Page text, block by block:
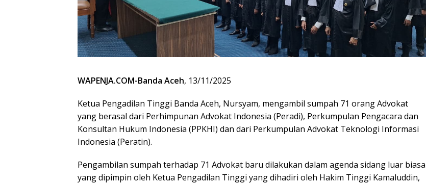
WAPENJA.COM-Banda Aceh, 13/11/2025
Ketua Pengadilan Tinggi Banda Aceh, Nursyam, mengambil sumpah 71 orang Advokat
yang berasal dari Perhimpunan Advokat Indonesia (Peradi), Perkumpulan Pengacara dan
Konsultan Hukum Indonesia (PPKHI) dan dari Perkumpulan Advokat Teknologi Informasi
Indonesia (Peratin).
Pengambilan sumpah terhadap 71 Advokat baru dilakukan dalam agenda sidang luar biasa
yang dipimpin oleh Ketua Pengadilan Tinggi yang dihadiri oleh Hakim Tinggi Kamaluddin,